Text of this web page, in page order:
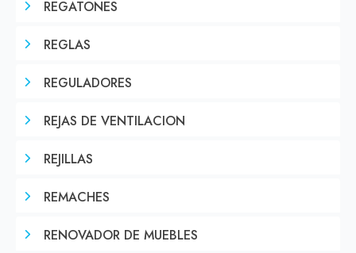
REGATONES
REGLAS
REGULADORES
REJAS DE VENTILACION
REJILLAS
REMACHES
RENOVADOR DE MUEBLES